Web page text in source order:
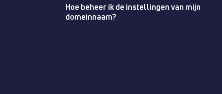
Hoe beheer ik de instellingen van mijn
domeinnaam?